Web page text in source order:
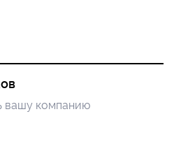
вашу компанию